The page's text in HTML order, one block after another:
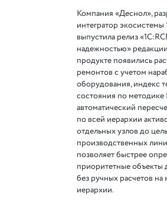
Компания «Деснол»,
интегратор
выпустила релиз
надежностью»
продукте появились
ремонтов с учетом
оборудования, индекс
состояния по
автоматический
по всей иерархии
отдельных узлов до
производственных
позволяет быстрее
приоритетные объекты
без ручных расчетов
иерархии.